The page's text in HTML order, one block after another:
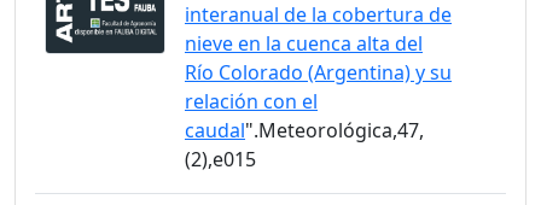
interanual de la cobertura de
nieve en la cuenca alta del
Río Colorado (Argentina) y su
relación con el
caudal".Meteorológica,47,
(2),e015